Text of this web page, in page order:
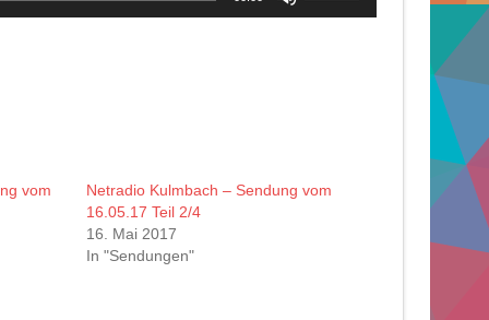
Hoch/Runter
vom
Netradio Kulmbach – Sendung vom
16.05.17 Teil 2/4
16. Mai 2017
In "Sendungen"